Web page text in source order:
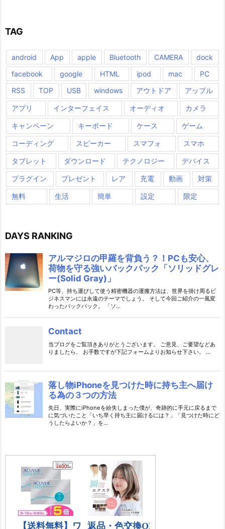
TAG
android App apple Bluetooth CAMERA
dock
facebook
google HTML ipod mac
PC
RSS
TOP USB windows アウトドア アップル
アプリ インターフェイス オーディオ カメラ
キャンペーン キーボード ケース ゲーム
コーディング スピーカー スマフォ スマホ
タブレット ダウンロード テクノロジー デバイス
プラグイン プレゼント レア 充電 動画 対策
無料 生活 簡単 設定 限定
DAYS RANKING